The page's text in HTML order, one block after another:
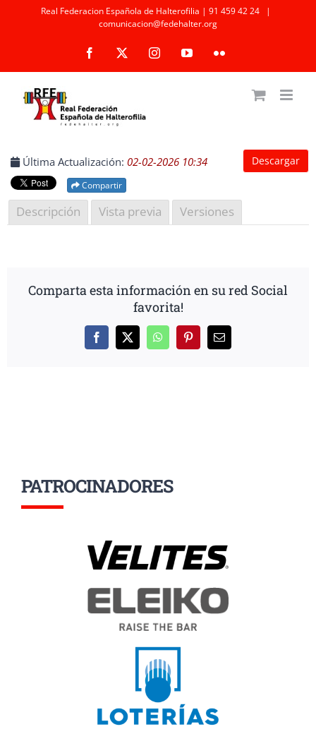
Real Federacion Española de Halterofilia | 91 459 42 24
|
comunicacion@fedehalter.org
Facebook InstagramYouTubeFlickr
Descargar
Última Actualización: 02-02-2026 10:34
Compartir
Descripción Vista previa Versiones
Comparta esta información en su red Social
favorita!
Facebook
X WhatsAppPinterestCorreo
PATROCINADORES